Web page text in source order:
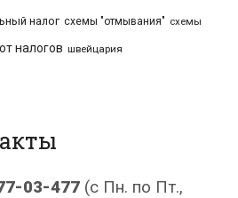
налог схемы "отмывания" схемы
налогов швейцария
03-477 (с Пн. по Пт.,